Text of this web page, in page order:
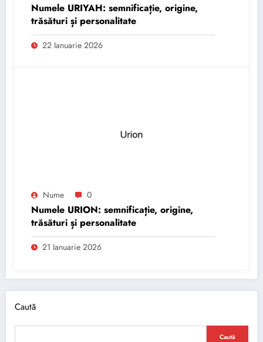
Numele URIYAH: semnificație, origine,
trăsături și personalitate
22 Ianuarie 2026
Nume 0
Numele URION: semnificație, origine,
trăsături și personalitate
21 Ianuarie 2026
Caută
Caută